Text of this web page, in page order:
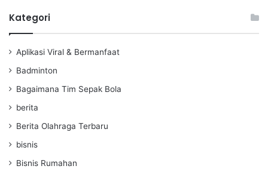
Kategori
Aplikasi Viral & Bermanfaat
Badminton
Bagaimana Tim Sepak Bola
berita
Berita Olahraga Terbaru
bisnis
Bisnis Rumahan